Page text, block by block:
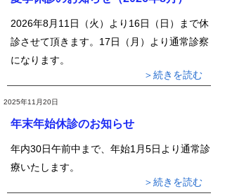
2026年8月11日（火）より16日（日）まで休
診させて頂きます。17日（月）より通常診察
になります。
＞続きを読む
2025年11月20日
年末年始休診のお知らせ
年内30日午前中まで、年始1月5日より通常診
療いたします。
＞続きを読む